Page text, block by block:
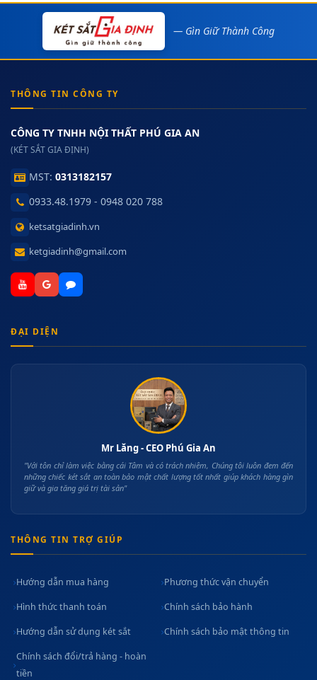
— Gìn Giữ Thành Công
THÔNG TIN CÔNG TY
CÔNG TY TNHH NỘI THẤT PHÚ GIA AN
(KÉT SẮT GIA ĐỊNH)
MST: 0313182157
0933.48.1979 - 0948 020 788
ketsatgiadinh.vn
ketgiadinh@gmail.com
ĐẠI DIỆN
Mr Lăng - CEO Phú Gia An
"Với tôn chỉ làm việc bằng cái Tâm và có trách nhiệm, Chúng tôi luôn đem đến
những chiếc két sắt an toàn bảo mật chất lượng tốt nhất giúp khách hàng gìn
giữ và gia tăng giá trị tài sản"
THÔNG TIN TRỢ GIÚP
Hướng dẫn mua hàng Phương thức vận chuyển
Hình thức thanh toán Chính sách bảo hành
Hướng dẫn sử dụng két sắt Chính sách bảo mật thông tin
Chính sách đổi/trả hàng - hoàn
tiền